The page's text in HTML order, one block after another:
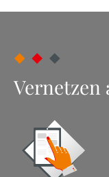
Vernetzen